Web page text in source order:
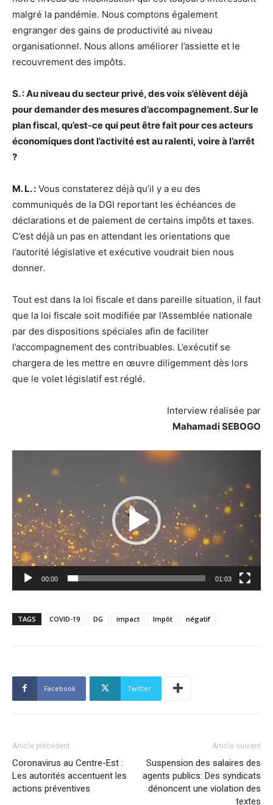
malgré la pandémie. Nous comptons également
engranger des gains de productivité au niveau
organisationnel. Nous allons améliorer l’assiette et le
recouvrement des impôts.
S. : Au niveau du secteur privé, des voix s’élèvent déjà
pour demander des mesures d’accompagnement. Sur le
plan fiscal, qu’est-ce qui peut être fait pour ces acteurs
économiques dont l’activité est au ralenti, voire à l’arrêt
?
M. L. : Vous constaterez déjà qu’il y a eu des
communiqués de la DGI reportant les échéances de
déclarations et de paiement de certains impôts et taxes.
C’est déjà un pas en attendant les orientations que
l’autorité législative et exécutive voudrait bien nous
donner.
Tout est dans la loi fiscale et dans pareille situation, il faut
que la loi fiscale soit modifiée par l’Assemblée nationale
par des dispositions spéciales afin de faciliter
l’accompagnement des contribuables. L’exécutif se
chargera de les mettre en œuvre diligemment dès lors
que le volet législatif est réglé.
Interview réalisée par
Mahamadi SEBOGO
Lecteur
00:00 01:03
TAGS COVID-19 DG impact Impôt négatif
Facebook Twitter
Article précédent
Coronavirus au Centre-Est :
Les autorités accentuent les
actions préventives
Article suivant
Suspension des salaires des
agents publics: Des syndicats
dénoncent une violation des
textes